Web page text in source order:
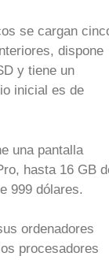
se cargan
dispone
y tiene un
inicial es de
una pantalla
hasta 16 GB
999 dólares.
ordenadores
procesadores